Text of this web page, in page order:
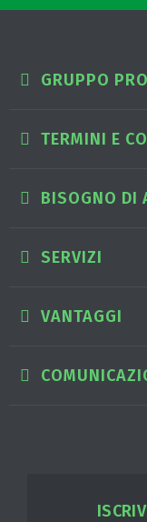
GRUPPO
TERMINI E
BISOGNO DI
SERVIZI
VANTAGGI